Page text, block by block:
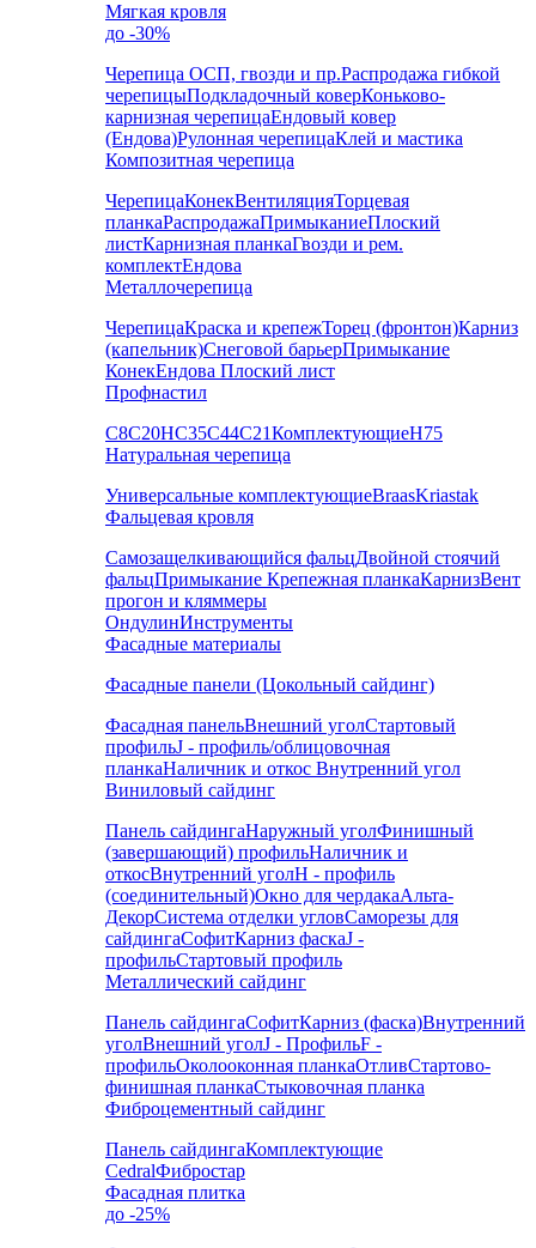
Мягкая кровля
до -30%
Черепица ОСП, гвозди и пр.Распродажа гибкой
черепицыПодкладочный коверКоньково-
карнизная черепицаЕндовый ковер
(Ендова)Рулонная черепицаКлей и мастика
Композитная черепица
ЧерепицаКонекВентиляцияТорцевая
планкаРаспродажаПримыканиеПлоский
листКарнизная планкаГвозди и рем.
комплектЕндова
Металлочерепица
ЧерепицаКраска и крепежТорец (фронтон)Карниз
(капельник)Снеговой барьерПримыкание
КонекЕндова Плоский лист
Профнастил
С8С20НС35С44С21КомплектующиеН75
Натуральная черепица
Универсальные комплектующиеBraasKriastak
Фальцевая кровля
Самозащелкивающийся фальцДвойной стоячий
фальцПримыкание Крепежная планкаКарнизВент
прогон и кляммеры
ОндулинИнструменты
Фасадные материалы
Фасадные панели (Цокольный сайдинг)
Фасадная панельВнешний уголСтартовый
профильJ - профиль/облицовочная
планкаНаличник и откос Внутренний угол
Виниловый сайдинг
Панель сайдингаНаружный уголФинишный
(завершающий) профильНаличник и
откосВнутренний уголH - профиль
(соединительный)Окно для чердакаАльта-
ДекорСистема отделки угловСаморезы для
сайдингаСофитКарниз фаскаJ -
профильСтартовый профиль
Металлический сайдинг
Панель сайдингаСофитКарниз (фаска)Внутренний
уголВнешний уголJ - ПрофильF -
профильОколооконная планкаОтливСтартово-
финишная планкаСтыковочная планка
Фиброцементный сайдинг
Панель сайдингаКомплектующие
CedralФибростар
Фасадная плитка
до -25%